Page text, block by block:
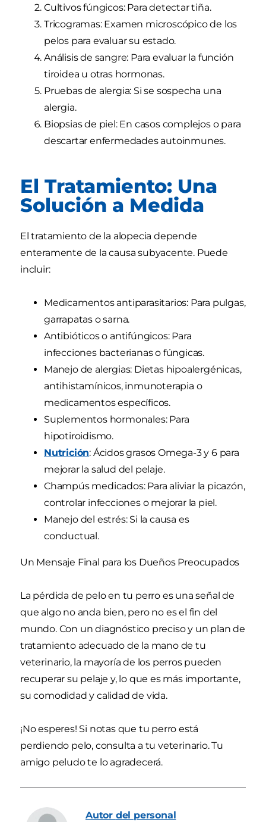
Cultivos fúngicos: Para detectar tiña.
Tricogramas: Examen microscópico de los
pelos para evaluar su estado.
Análisis de sangre: Para evaluar la función
tiroidea u otras hormonas.
Pruebas de alergia: Si se sospecha una
alergia.
Biopsias de piel: En casos complejos o para
descartar enfermedades autoinmunes.
El Tratamiento: Una
Solución a Medida
El tratamiento de la alopecia depende
enteramente de la causa subyacente. Puede
incluir:
Medicamentos antiparasitarios: Para pulgas,
garrapatas o sarna.
Antibióticos o antifúngicos: Para
infecciones bacterianas o fúngicas.
Manejo de alergias: Dietas hipoalergénicas,
antihistamínicos, inmunoterapia o
medicamentos específicos.
Suplementos hormonales: Para
hipotiroidismo.
Nutrición: Ácidos grasos Omega-3 y 6 para
mejorar la salud del pelaje.
Champús medicados: Para aliviar la picazón,
controlar infecciones o mejorar la piel.
Manejo del estrés: Si la causa es
conductual.
Un Mensaje Final para los Dueños Preocupados
La pérdida de pelo en tu perro es una señal de
que algo no anda bien, pero no es el fin del
mundo. Con un diagnóstico preciso y un plan de
tratamiento adecuado de la mano de tu
veterinario, la mayoría de los perros pueden
recuperar su pelaje y, lo que es más importante,
su comodidad y calidad de vida.
¡No esperes! Si notas que tu perro está
perdiendo pelo, consulta a tu veterinario. Tu
amigo peludo te lo agradecerá.
Autor del personal